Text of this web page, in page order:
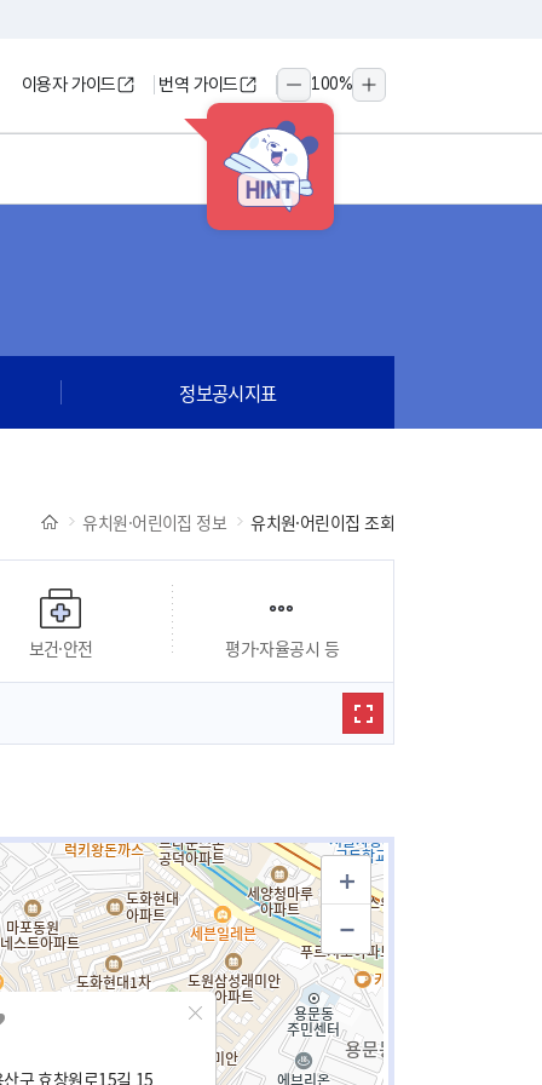
HINT
이용자 가이드 번역 가이드
축소
100%
확대
정보공시지표
유치원·어린이집 정보 유치원·어린이집 조회
보건·안전 평가·자율공시 등
구 효창원로15길 15